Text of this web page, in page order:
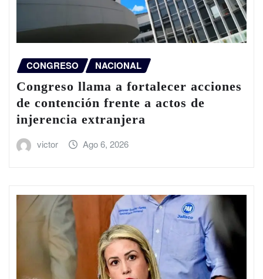
CONGRESO NACIONAL
Congreso llama a fortalecer acciones
de contención frente a actos de
injerencia extranjera
victor Ago 6, 2026